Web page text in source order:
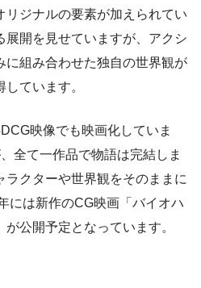
リジナルの要素が加えられてい
展開を見せていますが、アクシ
に組み合わせた独自の世界観が
ています。
映像でも映画化していま
全て一作品で物語は完結しま
ラクターや世界観をそのままに
には新作のCG映画「バイオハ
公開予定となっています。